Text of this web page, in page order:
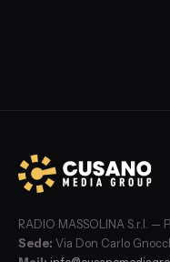
RADIO MASSOLINA S.r.l. —
Sede: Via Don Carlo